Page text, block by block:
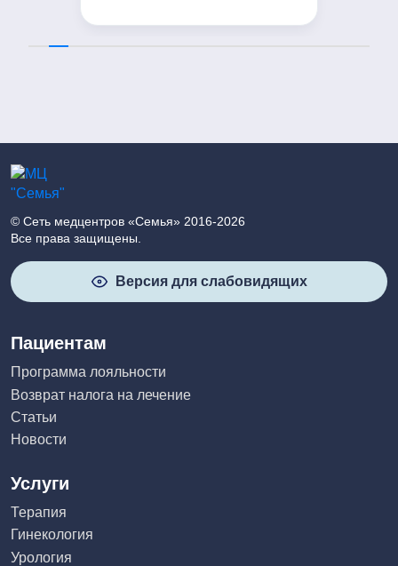
© Сеть медцентров «Семья» 2016-2026
Все права защищены.
Версия для слабовидящих
Пациентам
Программа лояльности
Возврат налога на лечение
Статьи
Новости
Услуги
Терапия
Гинекология
Урология